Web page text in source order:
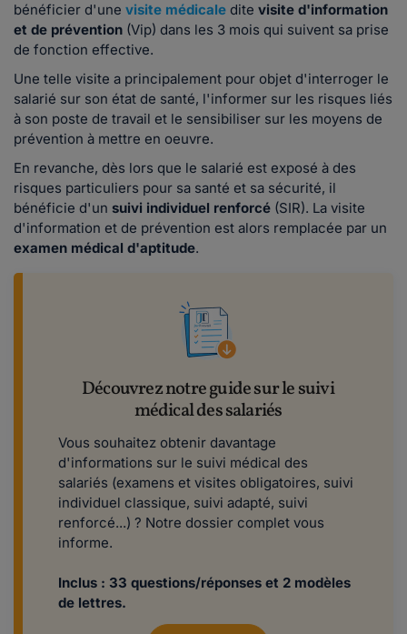
bénéficier d'une visite médicale dite visite d'information
et de prévention (Vip) dans les 3 mois qui suivent sa prise
de fonction effective.
Une telle visite a principalement pour objet d'interroger le
salarié sur son état de santé, l'informer sur les risques liés
à son poste de travail et le sensibiliser sur les moyens de
prévention à mettre en oeuvre.
En revanche, dès lors que le salarié est exposé à des
risques particuliers pour sa santé et sa sécurité, il
bénéficie d'un suivi individuel renforcé (SIR). La visite
d'information et de prévention est alors remplacée par un
examen médical d'aptitude.
Découvrez notre guide sur le suivi
médical des salariés
Vous souhaitez obtenir davantage
d'informations sur le suivi médical des
salariés (examens et visites obligatoires, suivi
individuel classique, suivi adapté, suivi
renforcé...) ? Notre dossier complet vous
informe.
Inclus : 33 questions/réponses et 2 modèles
de lettres.